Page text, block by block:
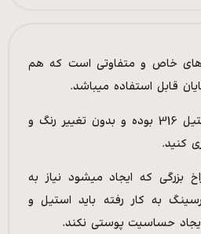
خاص و متفاوتی است که هم
قابل استفاده میباشد.
جنس این محصول از استیل 316 بوده و بدون تغییر رنگ و
کنید.
بزرگی که ایجاد میشود نیاز به
به کار رفته باید استیل و
حساسیت پوستی نکند.